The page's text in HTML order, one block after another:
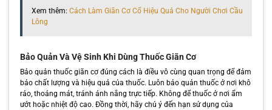
Xem thêm: Cách Làm Giãn Cơ Cổ Hiệu Quả Cho Người Chơi Cầu
Lông
Bảo Quản Và Vệ Sinh Khi Dùng Thuốc Giãn Cơ
Bảo quản thuốc giãn cơ đúng cách là điều vô cùng quan trọng để đảm
bảo chất lượng và hiệu quả của thuốc. Luôn bảo quản thuốc ở nơi khô
ráo, thoáng mát, tránh ánh nắng trực tiếp. Không để thuốc ở nơi ẩm
ướt hoặc nhiệt độ cao. Đồng thời, hãy chú ý đến hạn sử dụng của